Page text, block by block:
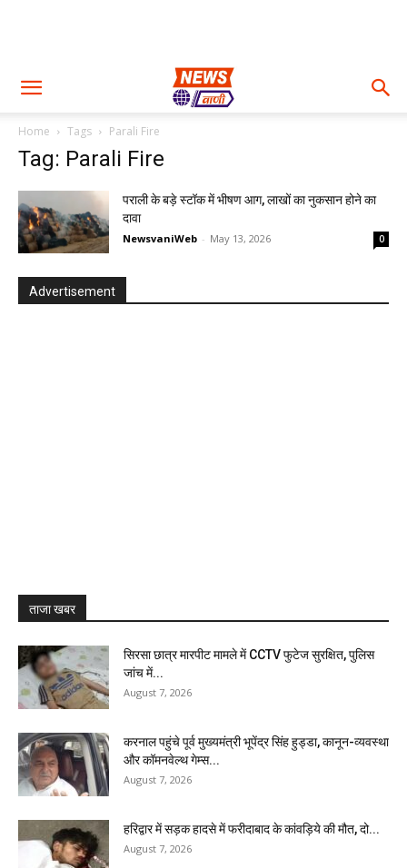
Home Tags Parali Fire
Tag: Parali Fire
पराली के बड़े स्टॉक में भीषण आग, लाखों का नुकसान होने का
दावा
NewsvaniWeb - May 13, 2026 0
Advertisement
ताजा खबर
सिरसा छात्र मारपीट मामले में CCTV फुटेज सुरक्षित, पुलिस
जांच में...
August 7, 2026
करनाल पहुंचे पूर्व मुख्यमंत्री भूपेंद्र सिंह हुड्डा, कानून-व्यवस्था
और कॉमनवेल्थ गेम्स...
August 7, 2026
हरिद्वार में सड़क हादसे में फरीदाबाद के कांवड़िये की मौत, दो...
August 7, 2026